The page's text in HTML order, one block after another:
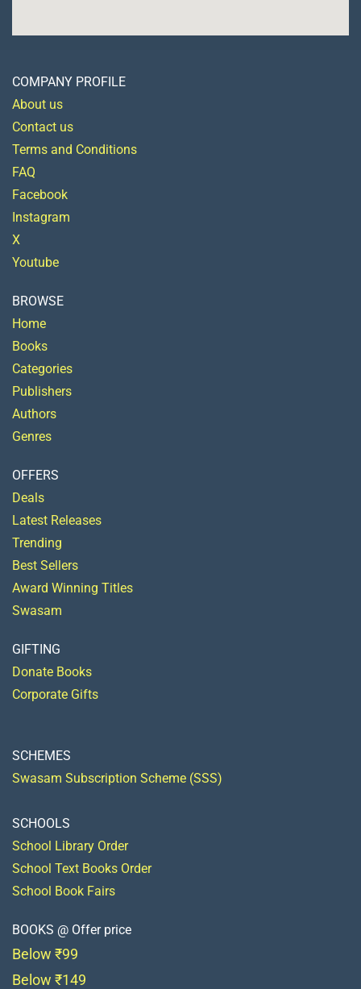
COMPANY PROFILE
About us
Contact us
Terms and Conditions
FAQ
Facebook
Instagram
X
Youtube
BROWSE
Home
Books
Categories
Publishers
Authors
Genres
OFFERS
Deals
Latest Releases
Trending
Best Sellers
Award Winning Titles
Swasam
GIFTING
Donate Books
Corporate Gifts
SCHEMES
Swasam Subscription Scheme (SSS)
SCHOOLS
School Library Order
School Text Books Order
School Book Fairs
BOOKS @ Offer price
Below ₹99
Below ₹149